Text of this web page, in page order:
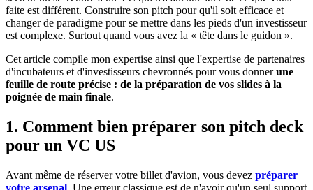
faite est différent. Construire son pitch pour qu'il soit efficace et
changer de paradigme pour se mettre dans les pieds d'un investisseur
est complexe. Surtout quand vous avez la « tête dans le guidon ».
Cet article compile mon expertise ainsi que l'expertise de partenaires
d'incubateurs et d'investisseurs chevronnés pour vous donnerune
feuille de route précise : de la préparation de vos slides à la
poignée de main finale.
1. Comment bien préparer son pitch deck
pour un VC US
Avant même de réserver votre billet d'avion, vous devez préparer